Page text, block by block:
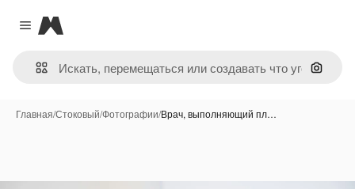
Close menu
Magnific
Поиск
Главная/Стоковый/Фотографии/Врач, выполняющий пл…